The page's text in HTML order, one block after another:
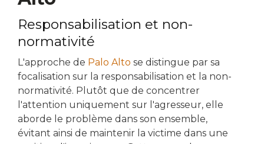
Responsabilisation et non-
normativité
L'approche de Palo Alto se distingue par sa
focalisation sur la responsabilisation et la non-
normativité. Plutôt que de concentrer
l'attention uniquement sur l'agresseur, elle
aborde le problème dans son ensemble,
évitant ainsi de maintenir la victime dans une